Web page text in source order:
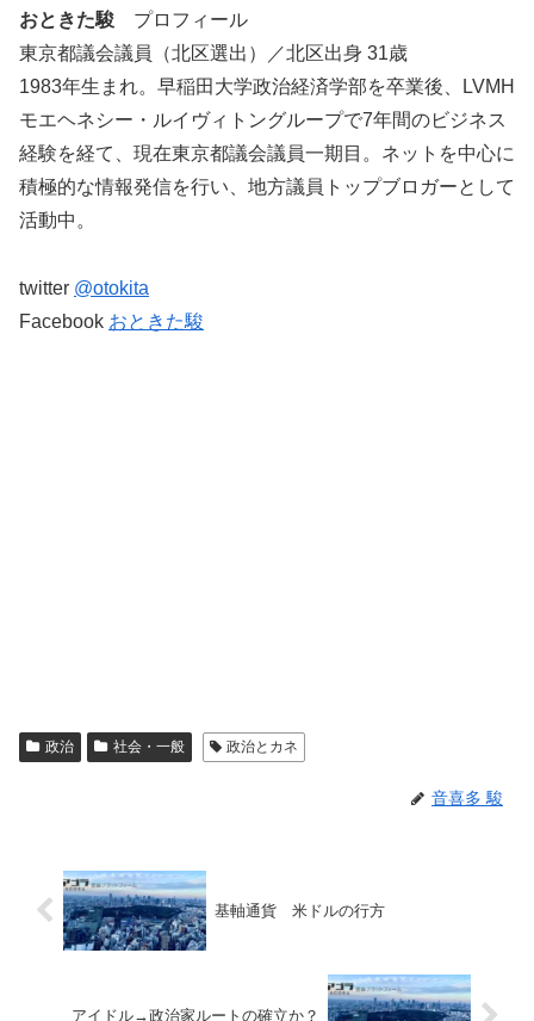
おときた駿 プロフィール
東京都議会議員（北区選出）／北区出身 31歳
1983年生まれ。早稲田大学政治経済学部を卒業後、LVMH
モエヘネシー・ルイヴィトングループで7年間のビジネス
経験を経て、現在東京都議会議員一期目。ネットを中心に
積極的な情報発信を行い、地方議員トップブロガーとして
活動中。
twitter @otokita
Facebook おときた駿
政治 社会・一般 政治とカネ
音喜多 駿
基軸通貨 米ドルの行方
アイドル→政治家ルートの確立か？